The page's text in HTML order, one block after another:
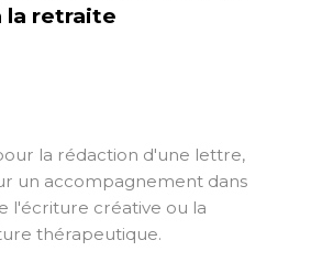
la retraite
la rédaction d'une lettre,
un accompagnement dans
l'écriture créative ou la
thérapeutique.